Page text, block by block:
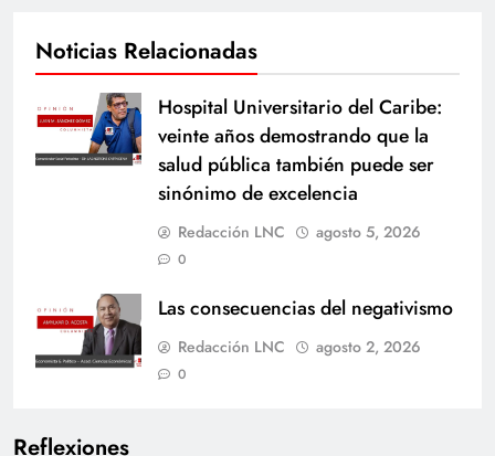
Reflexiones
Noticias Relacionadas
Hospital Universitario del Caribe:
veinte años demostrando que la
salud pública también puede ser
sinónimo de excelencia
Redacción LNC agosto 5, 2026
0
Las consecuencias del negativismo
Redacción LNC agosto 2, 2026
0